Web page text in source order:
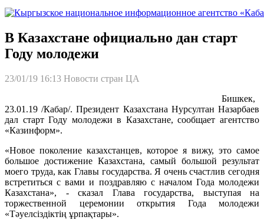
В Казахстане официально дан старт
Году молодежи
23/01/19 16:13 Новости стран ЦА
Бишкек,
23.01.19 /Кабар/. Президент Казахстана Нурсултан Назарбаев
дал старт Году молодежи в Казахстане, сообщает агентство
«Казинформ».
«Новое поколение казахстанцев, которое я вижу, это самое
большое достижение Казахстана, самый большой результат
моего труда, как Главы государства. Я очень счастлив сегодня
встретиться с вами и поздравляю с началом Года молодежи
Казахстана», - сказал Глава государства, выступая на
торжественной церемонии открытия Года молодежи
«Тәуелсіздіктің ұрпақтары».